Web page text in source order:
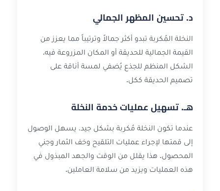
د. تحسين المظهر الجمالي
النخلة المُكربة تبدو أكثر جمالاً وترتيباً مما يعزز من
القيمة الجمالية للحديقة أو المكان المزروعة فيه.
الشكل المنظم للجذع يُضفي لمسة أناقة على
تصميم الحديقة ككل.
هـ. تسهيل عمليات خدمة النخلة
عندما تكون النخلة مُكربة بشكل جيد، يسهل الوصول
إلى قمتها لإجراء عمليات التلقيح وخف الثمار وجني
المحصول. هذا يقلل من الوقت والجهد المبذول في
هذه العمليات ويزيد من سلامة العاملين.